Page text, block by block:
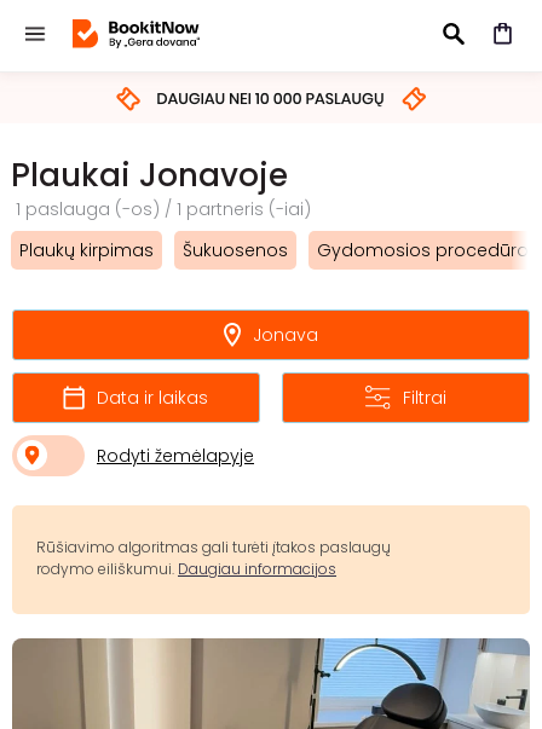
IEŠKOTI
Plaukai Jonavoje
1 paslauga (-os) / 1 partneris (-iai)
Plaukų kirpimas
Šukuosenos Gydomosios
Jonava
Data ir laikas Filtrai
Rodyti žemėlapyje
Rūšiavimo algoritmas gali turėti įtakos paslaugų
rodymo eiliškumui. Daugiau informacijos